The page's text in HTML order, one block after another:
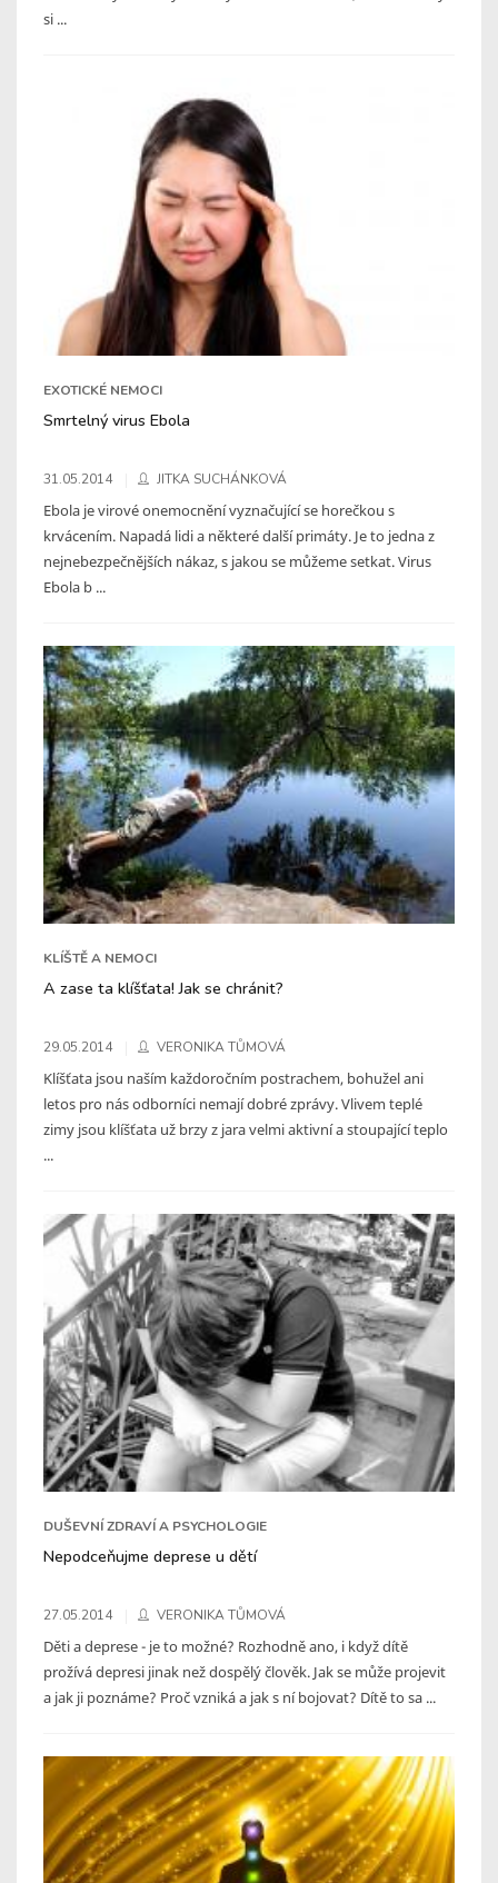
si ...
EXOTICKÉ NEMOCI
Smrtelný virus Ebola
31.05.2014 JITKA SUCHÁNKOVÁ
Ebola je virové onemocnění vyznačující se horečkou s
krvácením. Napadá lidi a některé další primáty. Je to jedna z
nejnebezpečnějších nákaz, s jakou se můžeme setkat. Virus
Ebola b ...
KLÍŠTĚ A NEMOCI
A zase ta klíšťata! Jak se chránit?
29.05.2014 VERONIKA TŮMOVÁ
Klíšťata jsou naším každoročním postrachem, bohužel ani
letos pro nás odborníci nemají dobré zprávy. Vlivem teplé
zimy jsou klíšťata už brzy z jara velmi aktivní a stoupající teplo
...
DUŠEVNÍ ZDRAVÍ A PSYCHOLOGIE
Nepodceňujme deprese u dětí
27.05.2014 VERONIKA TŮMOVÁ
Děti a deprese - je to možné? Rozhodně ano, i když dítě
prožívá depresi jinak než dospělý člověk. Jak se může projevit
a jak ji poznáme? Proč vzniká a jak s ní bojovat? Dítě to sa ...